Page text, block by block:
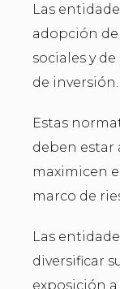
Las
adopción de
sociales y
de inversión.
Estas
deben estar
maximicen
marco de
Las
diversificar
exposición